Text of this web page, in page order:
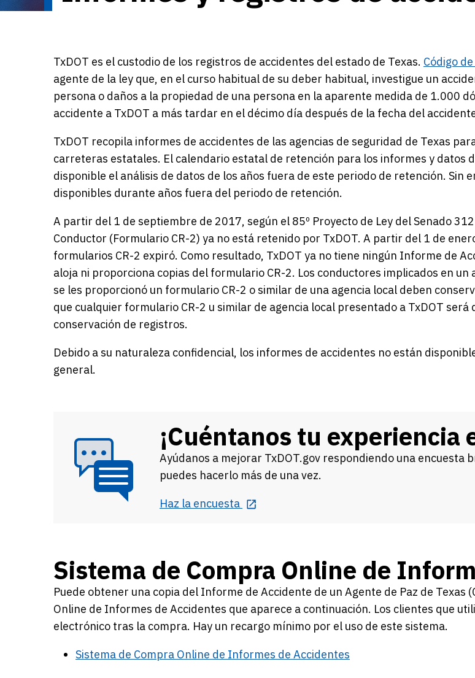
TxDOT es el custodio de los registros de accidentes del estado de Texas. Código
agente de la ley que, en el curso habitual de su deber habitual, investigue un
persona o daños a la propiedad de una persona en la aparente medida de 1.000
accidente a TxDOT a más tardar en el décimo día después de la fecha del
TxDOT recopila informes de accidentes de las agencias de seguridad de Texas
carreteras estatales. El calendario estatal de retención para los informes y datos
disponible el análisis de datos de los años fuera de este periodo de retención. Sin
disponibles durante años fuera del periodo de retención.
A partir del 1 de septiembre de 2017, según el 85º Proyecto de Ley del Senado
Conductor (Formulario CR-2) ya no está retenido por TxDOT. A partir del 1 de
formularios CR-2 expiró. Como resultado, TxDOT ya no tiene ningún Informe de
aloja ni proporciona copias del formulario CR-2. Los conductores implicados en
se les proporcionó un formulario CR-2 o similar de una agencia local deben
que cualquier formulario CR-2 u similar de agencia local presentado a TxDOT
conservación de registros.
Debido a su naturaleza confidencial, los informes de accidentes no están
general.
¡Cuéntanos tu experiencia
Ayúdanos a mejorar TxDOT.gov respondiendo una encuesta
puedes hacerlo más de una vez.
Haz la encuesta
Sistema de Compra Online de
Puede obtener una copia del Informe de Accidente de un Agente de Paz de
Online de Informes de Accidentes que aparece a continuación. Los clientes que
electrónico tras la compra. Hay un recargo mínimo por el uso de este sistema.
Sistema de Compra Online de Informes de Accidentes